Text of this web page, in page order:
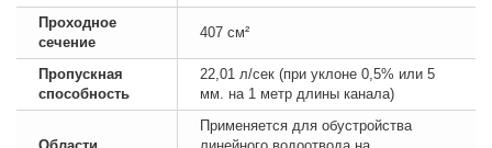
Проходное
сечение
407 см²
Пропускная
способность
22,01 л/сек (при уклоне 0,5% или 5
мм. на 1 метр длины канала)
Применяется для обустройства